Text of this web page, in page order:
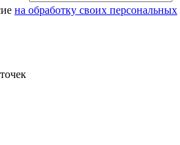
на обработку своих персональных